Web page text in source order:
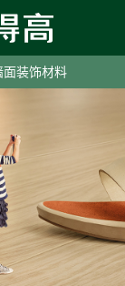
面装饰材料